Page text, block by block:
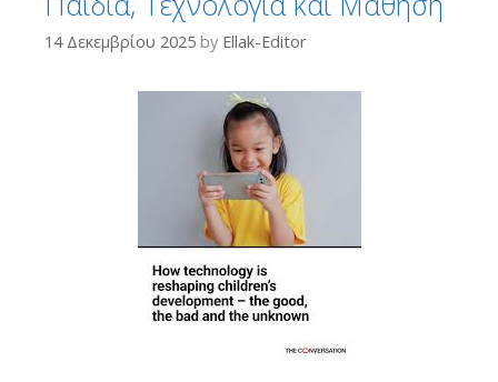
14 Δεκεμβρίου 2025 by Ellak-Editor